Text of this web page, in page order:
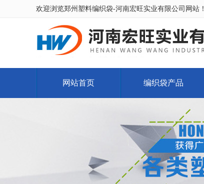
欢迎浏览郑州塑料编织袋-河南宏旺实业有限公司网站！
网站首页 编织袋产品